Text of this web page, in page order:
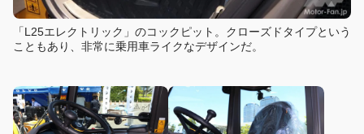
「L25エレクトリック」のコックピット。クローズドタイプという
こともあり、非常に乗用車ライクなデザインだ。